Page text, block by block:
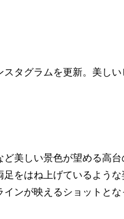
タグラムを更新。美し
美しい景色が望める高台
をはね上げているような
ンが映えるショットと